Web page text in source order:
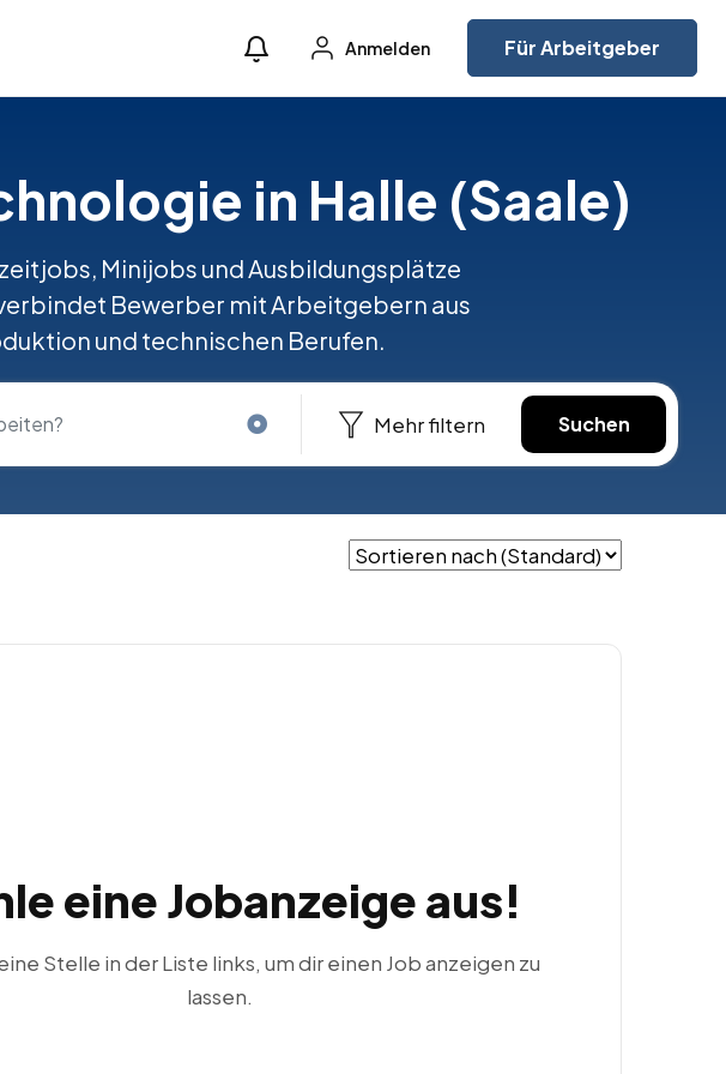
Anmelden Für Arbeitgeber
in Halle (Saale)
Minijobs und Ausbildungsplätze
Bewerber mit Arbeitgebern aus
und technischen Berufen.
Mehr filtern Suchen
eine Jobanzeige aus!
Stelle in der Liste links, um dir einen Job anzeigen zu
lassen.